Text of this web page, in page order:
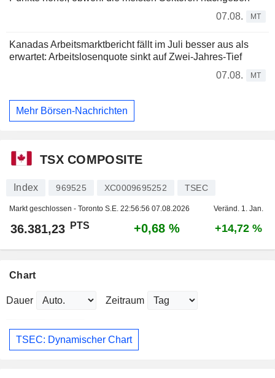
07.08.
MT
Kanadas Arbeitsmarktbericht fällt im Juli besser aus als
erwartet: Arbeitslosenquote sinkt auf Zwei-Jahres-Tief
07.08.
MT
Mehr Börsen-Nachrichten
TSX COMPOSITE
Index 969525 XC0009695252 TSEC
Markt geschlossen - Toronto S.E. 22:56:56 07.08.2026 Veränd. 1. Jan.
36.381,23 PTS +0,68 % +14,72 %
Chart
Dauer Zeitraum
TSEC: Dynamischer Chart